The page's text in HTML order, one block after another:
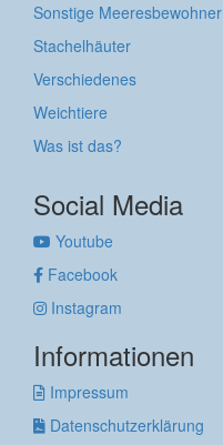
Sonstige Meeresbewohner
Stachelhäuter
Verschiedenes
Weichtiere
Was ist das?
Social Media
Youtube
Facebook
Instagram
Informationen
Impressum
Datenschutzerklärung